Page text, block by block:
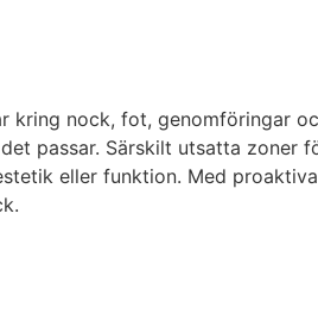
nock, fot, genomföringar
passar. Särskilt utsatta zoner
eller funktion. Med